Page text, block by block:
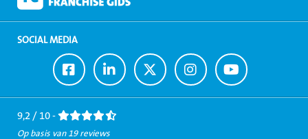
SOCIAL MEDIA
Ga
naar
Facebook
Ga
naar
LinkedIn
Ga
naar
Twitter
Ga
naar
Instagram
Ga
naar
Youtube
9,2 / 10 -
Op basis van 19 reviews